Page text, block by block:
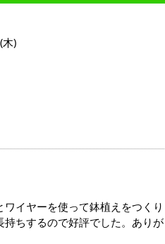
)
ワイヤーを使って鉢植えをつく
持ちするので好評でした。あり